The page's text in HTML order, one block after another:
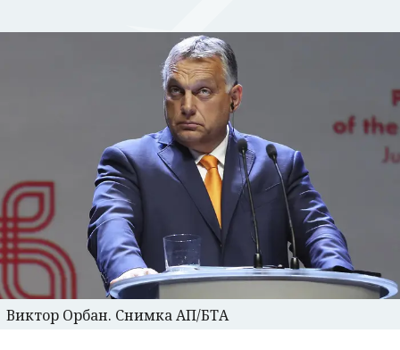
Виктор Орбан. Снимка АП/БТА